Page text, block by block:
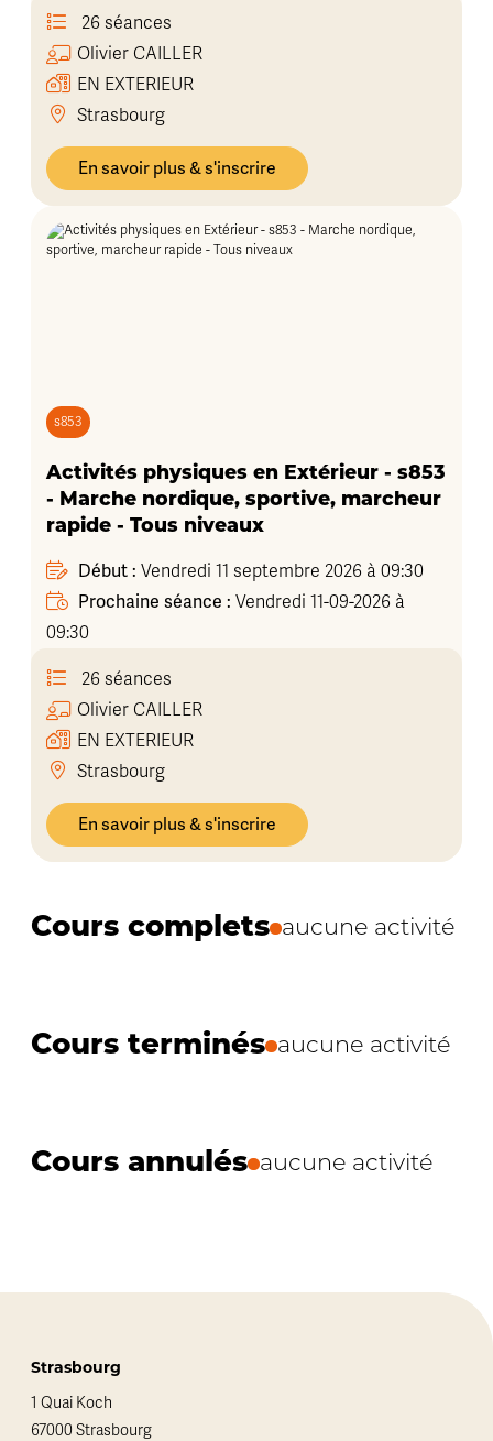
26 séances
Olivier CAILLER
EN EXTERIEUR
Strasbourg
En savoir plus & s'inscrire
s853
Activités physiques en Extérieur - s853
- Marche nordique, sportive, marcheur
rapide - Tous niveaux
Début : Vendredi 11 septembre 2026 à 09:30
Prochaine séance : Vendredi 11-09-2026 à
09:30
26 séances
Olivier CAILLER
EN EXTERIEUR
Strasbourg
En savoir plus & s'inscrire
Cours complets aucune activité
Cours terminés aucune activité
Cours annulés aucune activité
Strasbourg
1 Quai Koch
67000 Strasbourg